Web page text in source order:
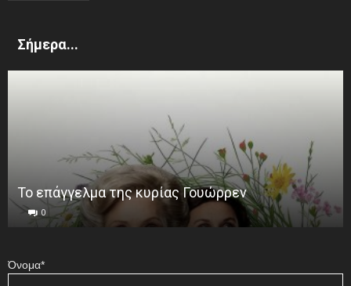
Σήμερα...
Το επάγγελμα της κυρίας Γουώρρεν
0
Όνομα*